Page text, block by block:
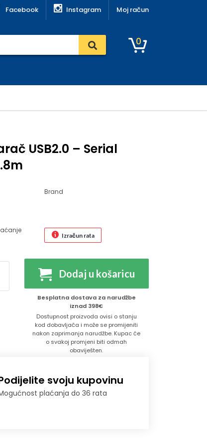
Facebook Instagram Moj račun
0
USB2.0 – Serial
Brand
Izračun rata
Dodaj u košaricu
Besplatna dostava za narudžbe
iznad 398€
Dostupnost proizvoda ovisi o stanju
kod dobavljača i može se promijeniti
nakon zaprimanja narudžbe. Kupac će
o svakoj promjeni biti odmah
obaviješten.
svoju kupovinu
plaćanja do 36 rata